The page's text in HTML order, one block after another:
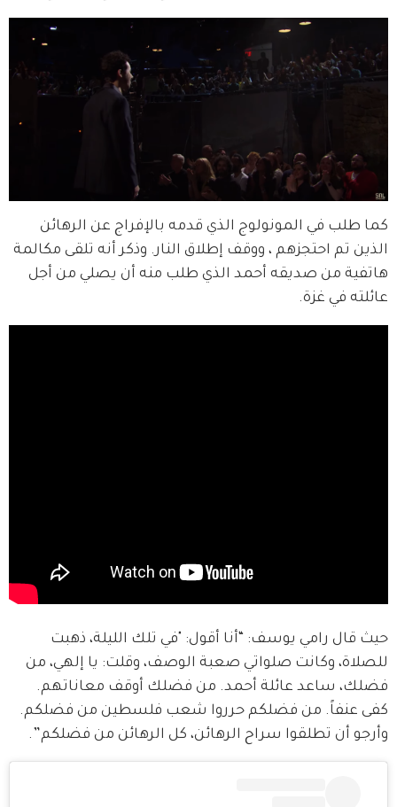
كما طلب في المونولوج الذي قدمه بالإفراج عن الرهائن
الذين تم احتجزهم ، ووقف إطلاق النار. وذكر أنه تلقى مكالمة
هاتفية من صديقه أحمد الذي طلب منه أن يصلي من أجل
عائلته في غزة.
حيث قال رامي يوسف: “أنا أقول: "في تلك الليلة، ذهبت
للصلاة، وكانت صلواتي صعبة الوصف، وقلت: يا إلهي، من
فضلك، ساعد عائلة أحمد. من فضلك أوقف معاناتهم.
كفى عنفاً. من فضلكم حرروا شعب فلسطين من فضلكم.
وأرجو أن تطلقوا سراح الرهائن، كل الرهائن من فضلكم”.